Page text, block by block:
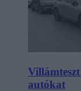
autókat